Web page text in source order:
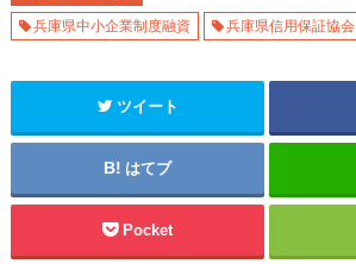
兵庫県中小企業制度融資 兵庫県信用保証協会
ツイート
はてブ
Pocket